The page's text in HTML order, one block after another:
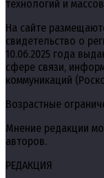
технологий и
На сайте
свидетельство о
10.06.2025 года
сфере связи,
коммуникаций
Возрастные
Мнение редакции
авторов.
РЕДАКЦИЯ